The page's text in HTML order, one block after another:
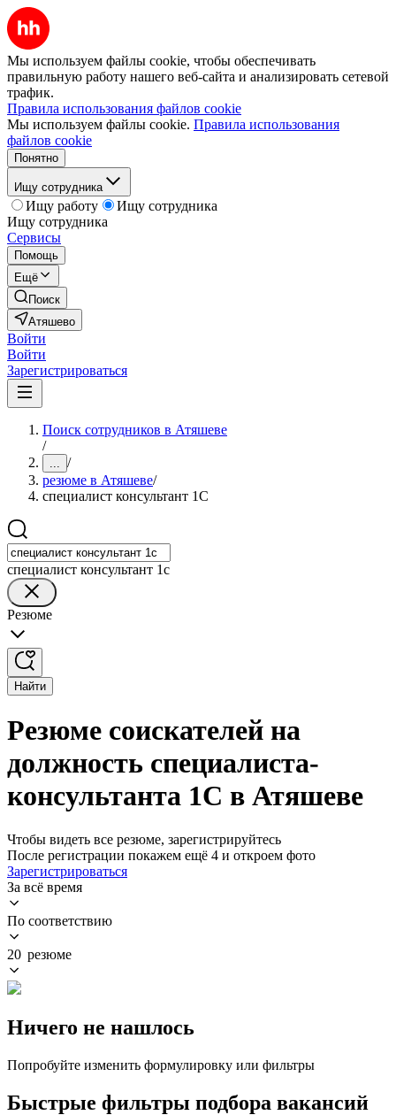
Мы используем файлы cookie, чтобы обеспечивать
правильную работу нашего веб-сайта и анализировать сетевой
трафик.
Правила использования файлов cookie
Мы используем файлы cookie. Правила использования
файлов cookie
Понятно
Ищу сотрудника
Ищу работу
Ищу сотрудника
Ищу сотрудника
Сервисы
Помощь
Ещё
Поиск
Атяшево
Войти
Войти
Зарегистрироваться
Поиск сотрудников в Атяшеве
/
... /
резюме в Атяшеве/
специалист консультант 1С
специалист консультант 1с
Резюме
Найти
Резюме соискателей на
должность специалиста-
консультанта 1С в Атяшеве
Чтобы видеть все резюме, зарегистрируйтесь
После регистрации покажем ещё 4 и откроем фото
Зарегистрироваться
За всё время
По соответствию
20 резюме
Ничего не нашлось
Попробуйте изменить формулировку или фильтры
Быстрые фильтры подбора вакансий